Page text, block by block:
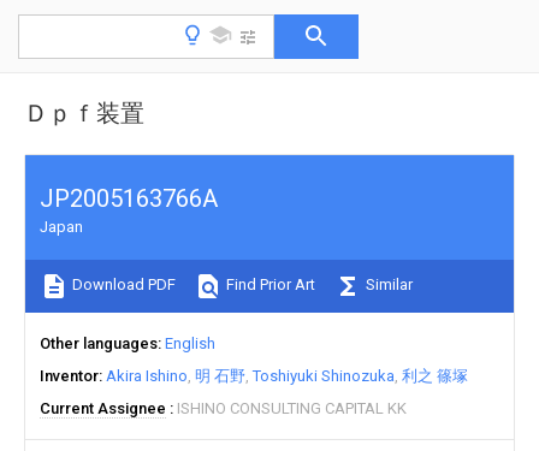
Ｄｐｆ装置
JP2005163766A
Japan
Download PDF Find Prior Art Similar
Other languages English
Inventor Akira Ishino 明 石野 Toshiyuki Shinozuka 利之 篠塚
Current Assignee
ISHINO CONSULTING CAPITAL KK